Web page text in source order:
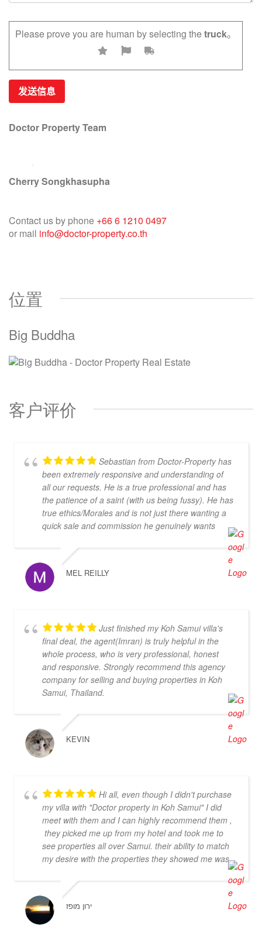
Please prove you are human by selecting thetruck。
Doctor Property Team
Cherry Songkhasupha
Contact us by phone +66 6 1210 0497
or mail info@doctor-property.co.th
位置
Big Buddha
客户评价
Sebastian from Doctor-Property has
been extremely responsive and understanding of
all our requests. He is a true professional and has
the patience of a saint (with us being fussy). He has
true ethics/Morales and is not just there wanting a
quick sale and commission he genuinely wants
both parties to be happy. We highly recommend his
services.
MEL REILLY
Just finished my Koh Samui villa's
final deal, the agent(Imran) is truly helpful in the
whole process, who is very professional, honest
and responsive. Strongly recommend this agency
company for selling and buying properties in Koh
Samui, Thailand.
KEVIN
Hi all, even though I didn't purchase
my villa with "Doctor property in Koh Samui" I did
meet with them and I can highly recommend them ,
see properties all over Samui. their ability to match
my desire with the properties they showed me was
very good. Sebastian and Cherry are very nice real
estate agents they didn't push me and was kind
enough and honest to enlight me with the
advantage and disadvantage of every property they
had show me. I highly recommend them and I hope
ירון מופז